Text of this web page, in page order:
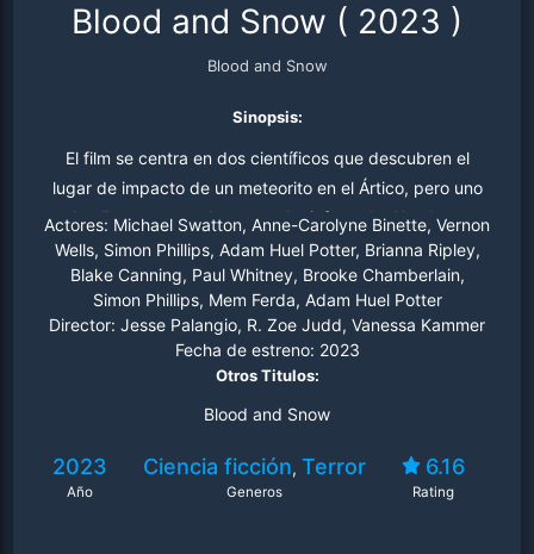
Blood and Snow ( 2023 )
Blood and Snow
Sinopsis:
El film se centra en dos científicos que descubren el
lugar de impacto de un meteorito en el Ártico, pero uno
de ellos muere y el otro resulta infectado. Una base
cercana acoge a la única superviviente mientras intenta
averiguar lo que ha sucedido, pero la única superviviente
puede no ser la persona que creen que es.
Actores: Michael Swatton, Anne-Carolyne Binette, Vernon
Wells, Simon Phillips, Adam Huel Potter, Brianna Ripley,
Blake Canning, Paul Whitney, Brooke Chamberlain,
Simon Phillips, Mem Ferda, Adam Huel Potter
Director: Jesse Palangio, R. Zoe Judd, Vanessa Kammer
Fecha de estreno: 2023
Otros Titulos:
Blood and Snow
2023
Año
Ciencia ficción, Terror
Generos
6.16
Rating